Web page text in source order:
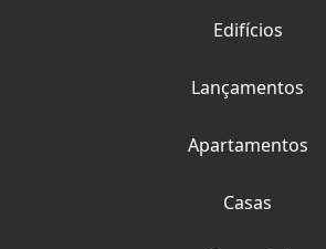
Edifícios
Lançamentos
Apartamentos
Casas